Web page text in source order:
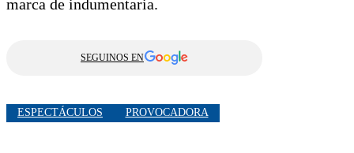
marca de indumentaria.
SEGUINOS EN
ESPECTÁCULOS PROVOCADORA